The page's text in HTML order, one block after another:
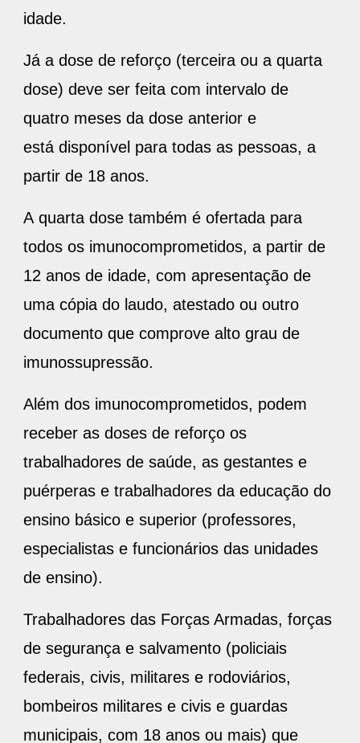
idade.
Já a dose de reforço (terceira ou a quarta
dose) deve ser feita com intervalo de
quatro meses da dose anterior e
está disponível para todas as pessoas, a
partir de 18 anos.
A quarta dose também é ofertada para
todos os imunocomprometidos, a partir de
12 anos de idade, com apresentação de
uma cópia do laudo, atestado ou outro
documento que comprove alto grau de
imunossupressão.
Além dos imunocomprometidos, podem
receber as doses de reforço os
trabalhadores de saúde, as gestantes e
puérperas e trabalhadores da educação do
ensino básico e superior (professores,
especialistas e funcionários das unidades
de ensino).
Trabalhadores das Forças Armadas, forças
de segurança e salvamento (policiais
federais, civis, militares e rodoviários,
bombeiros militares e civis e guardas
municipais, com 18 anos ou mais) que